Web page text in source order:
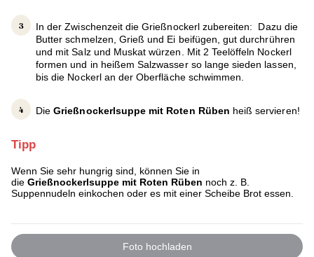
In der Zwischenzeit die Grießnockerl zubereiten: Dazu die
Butter schmelzen, Grieß und Ei beifügen, gut durchrühren
und mit Salz und Muskat würzen. Mit 2 Teelöffeln Nockerl
formen und in heißem Salzwasser so lange sieden lassen,
bis die Nockerl an der Oberfläche schwimmen.
DieGrießnockerlsuppe mit Roten Rüben heiß servieren!
Tipp
Wenn Sie sehr hungrig sind, können Sie in
die Grießnockerlsuppe mit Roten Rüben noch z. B.
Suppennudeln einkochen oder es mit einer Scheibe Brot essen.
Foto hochladen